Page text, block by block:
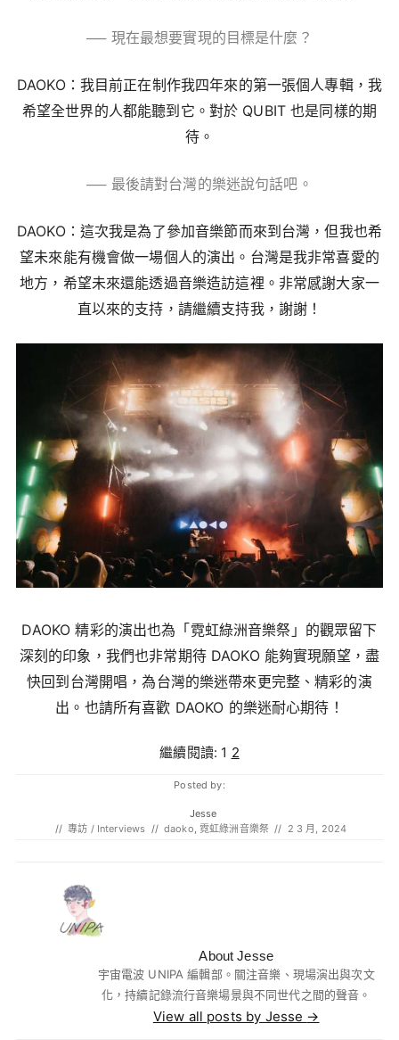
── 現在最想要實現的目標是什麼？
DAOKO：我目前正在制作我四年來的第一張個人專輯，我
希望全世界的人都能聽到它。對於 QUBIT 也是同樣的期
待。
── 最後請對台灣的樂迷說句話吧。
DAOKO：這次我是為了參加音樂節而來到台灣，但我也希
望未來能有機會做一場個人的演出。台灣是我非常喜愛的
地方，希望未來還能透過音樂造訪這裡。非常感謝大家一
直以來的支持，請繼續支持我，謝謝！
DAOKO 精彩的演出也為「霓虹綠洲音樂祭」的觀眾留下
深刻的印象，我們也非常期待 DAOKO 能夠實現願望，盡
快回到台灣開唱，為台灣的樂迷帶來更完整、精彩的演
出。也請所有喜歡 DAOKO 的樂迷耐心期待！
繼續閱讀: 1 2
Posted by:
Jesse
// 專訪 / Interviews // daoko, 霓虹綠洲音樂祭 // 2 3 月, 2024
About Jesse
宇宙電波 UNIPA 編輯部。關注音樂、現場演出與次文
化，持續記錄流行音樂場景與不同世代之間的聲音。
View all posts by Jesse →